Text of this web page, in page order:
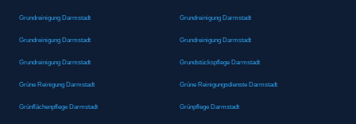
Grundreinigung Darmstadt Grundreinigung Darmstadt
Grundreinigung Darmstadt Grundreinigung Darmstadt
Grundreinigung Darmstadt Grundstückspflege Darmstadt
Grüne Reinigung Darmstadt Grüne Reinigungsdienste Darmstadt
Grünflächenpflege Darmstadt Grünpflege Darmstadt